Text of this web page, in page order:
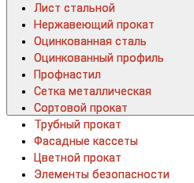
Лист стальной
Нержавеющий прокат
Оцинкованная сталь
Оцинкованный профиль
Профнастил
Сетка металлическая
Сортовой прокат
Трубный прокат
Фасадные кассеты
Цветной прокат
Элементы безопасности
Лист стальной
Нержавеющий прокат
Оцинкованная сталь
Оцинкованный профиль
Профнастил
Сетка металлическая
Сортовой прокат
Трубный прокат
Фасадные кассеты
Цветной прокат
Элементы безопасности